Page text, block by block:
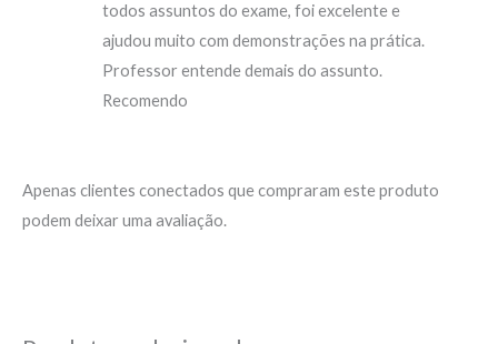
todos assuntos do exame, foi excelente e
ajudou muito com demonstrações na prática.
Professor entende demais do assunto.
Recomendo
Apenas clientes conectados que compraram este produto
podem deixar uma avaliação.